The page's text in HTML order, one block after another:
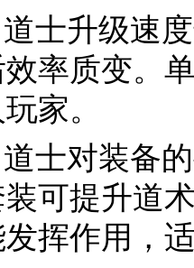
士升级速
率质变。
家。
士对装备
可提升道
挥作用，